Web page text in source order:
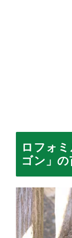
ロフォ
ゴン」の